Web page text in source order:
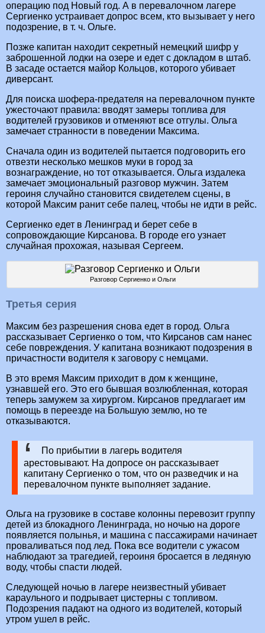
операцию под Новый год. А в перевалочном лагере
Сергиенко устраивает допрос всем, кто вызывает у него
подозрение, в т. ч. Ольге.
Позже капитан находит секретный немецкий шифр у
заброшенной лодки на озере и едет с докладом в штаб.
В засаде остается майор Кольцов, которого убивает
диверсант.
Для поиска шофера-предателя на перевалочном пункте
ужесточают правила: вводят замеры топлива для
водителей грузовиков и отменяют все отгулы. Ольга
замечает странности в поведении Максима.
Сначала один из водителей пытается подговорить его
отвезти несколько мешков муки в город за
вознаграждение, но тот отказывается. Ольга издалека
замечает эмоциональный разговор мужчин. Затем
героиня случайно становится свидетелем сцены, в
которой Максим ранит себе палец, чтобы не идти в рейс.
Сергиенко едет в Ленинград и берет себе в
сопровождающие Кирсанова. В городе его узнает
случайная прохожая, называя Сергеем.
Разговор Сергиенко и Ольги
Третья серия
Максим без разрешения снова едет в город. Ольга
рассказывает Сергиенко о том, что Кирсанов сам нанес
себе повреждения. У капитана возникают подозрения в
причастности водителя к заговору с немцами.
В это время Максим приходит в дом к женщине,
узнавшей его. Это его бывшая возлюбленная, которая
теперь замужем за хирургом. Кирсанов предлагает им
помощь в переезде на Большую землю, но те
отказываются.
По прибытии в лагерь водителя
арестовывают. На допросе он рассказывает
капитану Сергиенко о том, что он разведчик и на
перевалочном пункте выполняет задание.
Ольга на грузовике в составе колонны перевозит группу
детей из блокадного Ленинграда, но ночью на дороге
появляется полынья, и машина с пассажирами начинает
проваливаться под лед. Пока все водители с ужасом
наблюдают за трагедией, героиня бросается в ледяную
воду, чтобы спасти людей.
Следующей ночью в лагере неизвестный убивает
караульного и подрывает цистерны с топливом.
Подозрения падают на одного из водителей, который
утром ушел в рейс.